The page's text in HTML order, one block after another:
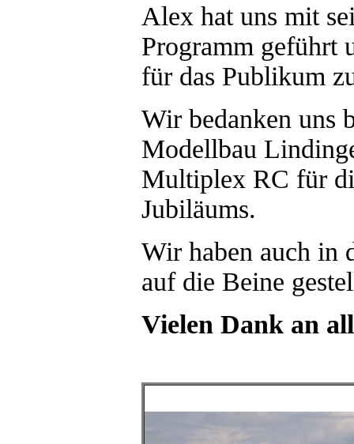
Alex hat uns mit
Programm geführt
für das Publikum
Wir bedanken uns
Modellbau
Multiplex RC für
Jubiläums.
Wir haben auch in
auf die Beine
Vielen Dank an